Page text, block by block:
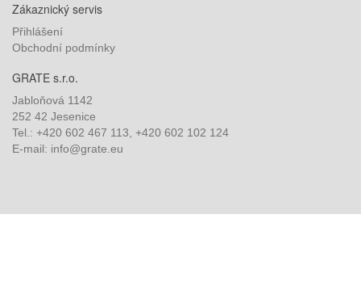
Zákaznický servis
Přihlášení
Obchodní podmínky
GRATE s.r.o.
Jabloňová 1142
252 42 Jesenice
Tel.: +420 602 467 113, +420 602 102 124
E-mail: info@grate.eu